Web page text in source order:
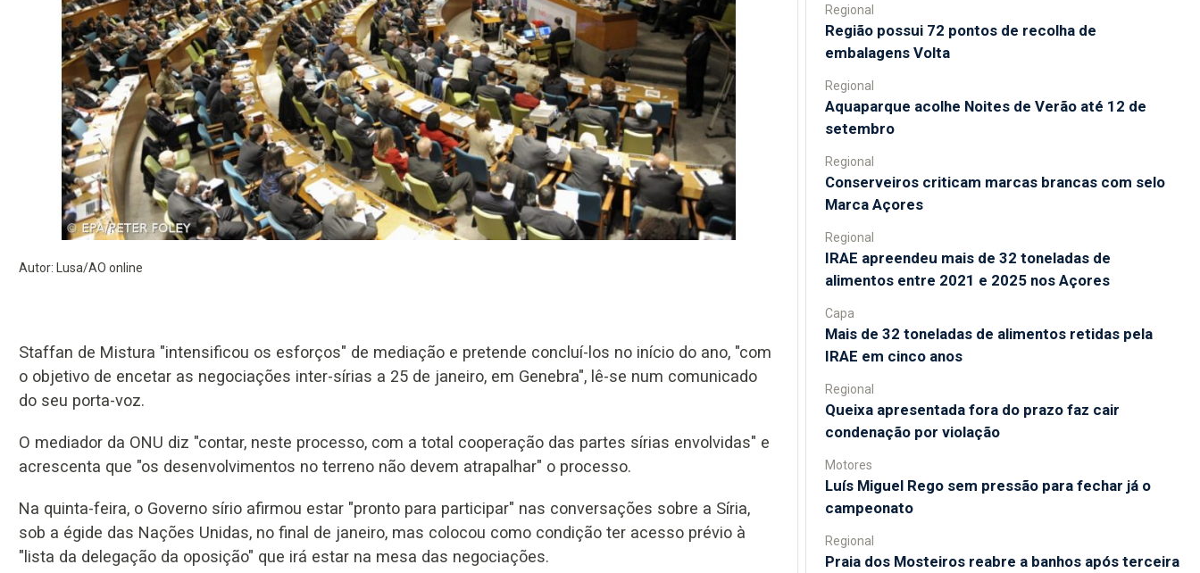
Autor: Lusa/AO online
Staffan de Mistura "intensificou os esforços" de mediação e pretende concluí-los no início do ano, "com
o objetivo de encetar as negociações inter-sírias a 25 de janeiro, em Genebra", lê-se num comunicado
do seu porta-voz.
O mediador da ONU diz "contar, neste processo, com a total cooperação das partes sírias envolvidas" e
acrescenta que "os desenvolvimentos no terreno não devem atrapalhar" o processo.
Na quinta-feira, o Governo sírio afirmou estar "pronto para participar" nas conversações sobre a Síria,
sob a égide das Nações Unidas, no final de janeiro, mas colocou como condição ter acesso prévio à
"lista da delegação da oposição" que irá estar na mesa das negociações.
Regional
Região possui 72 pontos de recolha de
embalagens Volta
Regional
Aquaparque acolhe Noites de Verão até 12 de
setembro
Regional
Conserveiros criticam marcas brancas com selo
Marca Açores
Regional
IRAE apreendeu mais de 32 toneladas de
alimentos entre 2021 e 2025 nos Açores
Capa
Mais de 32 toneladas de alimentos retidas pela
IRAE em cinco anos
Regional
Queixa apresentada fora do prazo faz cair
condenação por violação
Motores
Luís Miguel Rego sem pressão para fechar já o
campeonato
Regional
Praia dos Mosteiros reabre a banhos após terceira